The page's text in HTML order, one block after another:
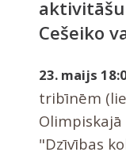
Cešeiko
23. maijs
tribīnēm
"Dzīvības